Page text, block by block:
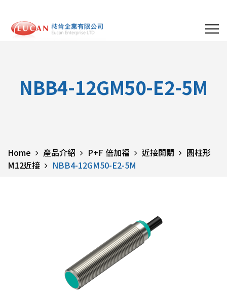
NBB4-12GM50-E2-5M
Home 產品介紹 P+F 倍加福 近接開關
圓柱形
M12近接
NBB4-12GM50-E2-5M